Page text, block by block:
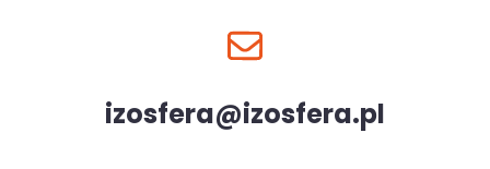
izosfera@izosfera.pl